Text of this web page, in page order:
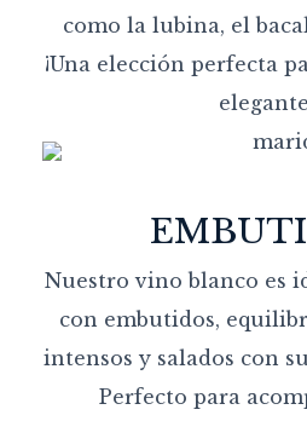
como la lubina, el
¡Una elección perfecta
Nuestro vino blanco es
con embutidos,
intensos y salados con
Perfecto para